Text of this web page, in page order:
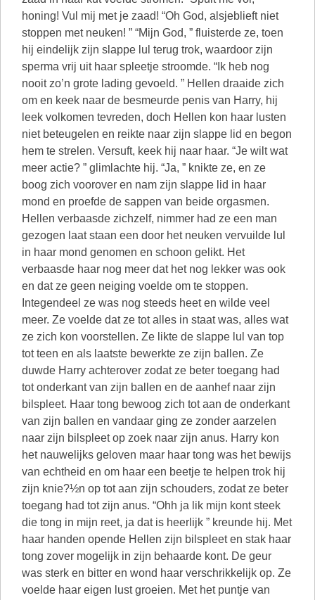
honing! Vul mij met je zaad! “Oh God, alsjeblieft niet
stoppen met neuken! ” “Mijn God, ” fluisterde ze, toen
hij eindelijk zijn slappe lul terug trok, waardoor zijn
sperma vrij uit haar spleetje stroomde. “Ik heb nog
nooit zo’n grote lading gevoeld. ” Hellen draaide zich
om en keek naar de besmeurde penis van Harry, hij
leek volkomen tevreden, doch Hellen kon haar lusten
niet beteugelen en reikte naar zijn slappe lid en begon
hem te strelen. Versuft, keek hij naar haar. “Je wilt wat
meer actie? ” glimlachte hij. “Ja, ” knikte ze, en ze
boog zich voorover en nam zijn slappe lid in haar
mond en proefde de sappen van beide orgasmen.
Hellen verbaasde zichzelf, nimmer had ze een man
gezogen laat staan een door het neuken vervuilde lul
in haar mond genomen en schoon gelikt. Het
verbaasde haar nog meer dat het nog lekker was ook
en dat ze geen neiging voelde om te stoppen.
Integendeel ze was nog steeds heet en wilde veel
meer. Ze voelde dat ze tot alles in staat was, alles wat
ze zich kon voorstellen. Ze likte de slappe lul van top
tot teen en als laatste bewerkte ze zijn ballen. Ze
duwde Harry achterover zodat ze beter toegang had
tot onderkant van zijn ballen en de aanhef naar zijn
bilspleet. Haar tong bewoog zich tot aan de onderkant
van zijn ballen en vandaar ging ze zonder aarzelen
naar zijn bilspleet op zoek naar zijn anus. Harry kon
het nauwelijks geloven maar haar tong was het bewijs
van echtheid en om haar een beetje te helpen trok hij
zijn knie?½n op tot aan zijn schouders, zodat ze beter
toegang had tot zijn anus. “Ohh ja lik mijn kont steek
die tong in mijn reet, ja dat is heerlijk ” kreunde hij. Met
haar handen opende Hellen zijn bilspleet en stak haar
tong zover mogelijk in zijn behaarde kont. De geur
was sterk en bitter en wond haar verschrikkelijk op. Ze
voelde haar eigen lust groeien. Met het puntje van